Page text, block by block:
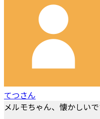
てつさん
メルモちゃん、懐かしいで